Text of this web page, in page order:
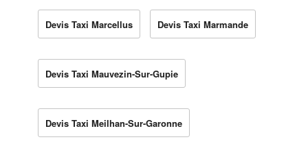
Devis Taxi Marcellus Devis Taxi Marmande
Devis Taxi Mauvezin-Sur-Gupie
Devis Taxi Meilhan-Sur-Garonne